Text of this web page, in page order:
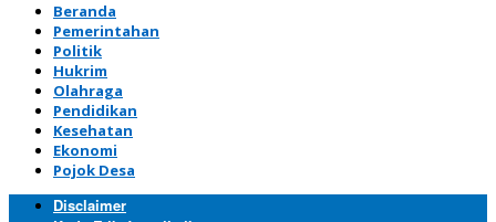
Beranda
Pemerintahan
Politik
Hukrim
Olahraga
Pendidikan
Kesehatan
Ekonomi
Pojok Desa
Disclaimer